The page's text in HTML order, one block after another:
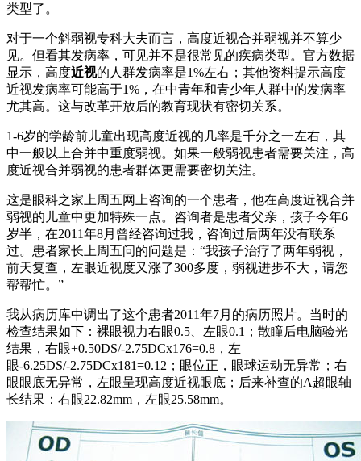
类型了。
对于一个斜弱视专科大夫而言，高度近视合并弱视并不算少
见。但看其发病率，可见并不是很常见的疾病类型。官方数据
显示，高度近视的人群发病率是1%左右；其他资料提示高度
近视发病率可能高于1%，在中青年和青少年人群中的发病率
尤其高。这与改革开放后的教育现状有密切关系。
1-6岁的学龄前儿童出现高度近视的几率是千分之一左右，其
中一般以上合并中重度弱视。如果一般弱视患者需要关注，高
度近视合并弱视的患者群体更需要密切关注。
这是眼科之家上周五网上咨询的一个患者，他在高度近视合并
弱视的儿童中更加特殊一点。咨询者是患者父亲，孩子今年6
岁半，在2011年8月曾经咨询过我，咨询过后两年没有联系
过。患者家长上周五问的问题是：“我孩子治疗了两年弱视，
前天复查，左眼近视度又涨了300多度，弱视进步不大，请您
帮帮忙。”
我从病历库中调出了这个患者2011年7月的病历照片。当时的
检查结果如下：裸眼视力右眼0.5、左眼0.1；散瞳后电脑验光
结果，右眼+0.50DS/-2.75DCx176=0.8，左
眼-6.25DS/-2.75DCx181=0.12；眼位正，眼球运动无异常；右
眼眼底无异常，左眼呈现高度近视眼底；后来补查的A超眼轴
长结果：右眼22.82mm，左眼25.58mm。